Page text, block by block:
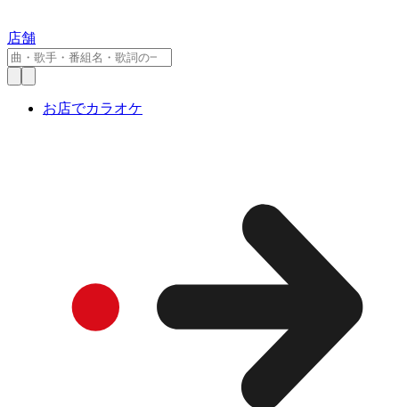
店舗
お店でカラオケ